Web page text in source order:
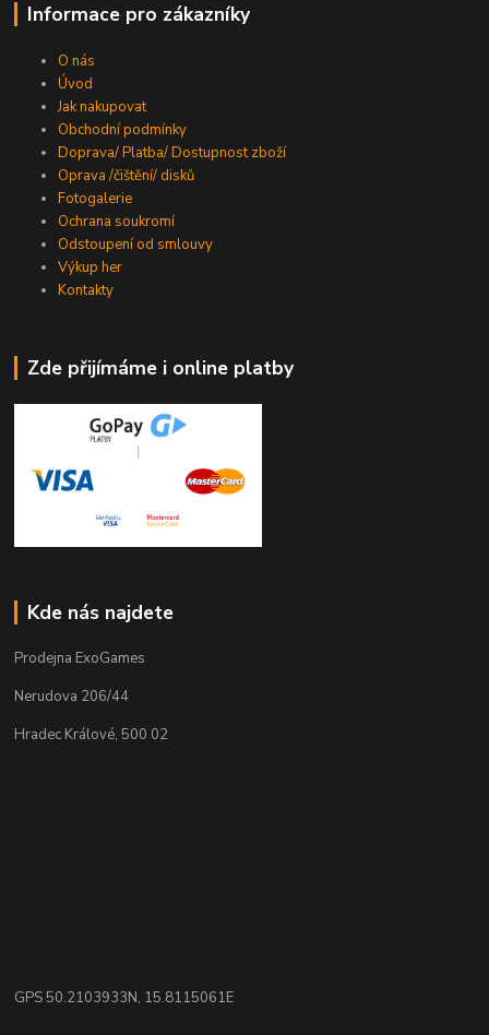
Informace pro zákazníky
O nás
Úvod
Jak nakupovat
Obchodní podmínky
Doprava/ Platba/ Dostupnost zboží
Oprava /čištění/ disků
Fotogalerie
Ochrana soukromí
Odstoupení od smlouvy
Výkup her
Kontakty
Zde přijímáme i online platby
Kde nás najdete
Prodejna ExoGames
Nerudova 206/44
Hradec Králové, 500 02
GPS 50.2103933N, 15.8115061E